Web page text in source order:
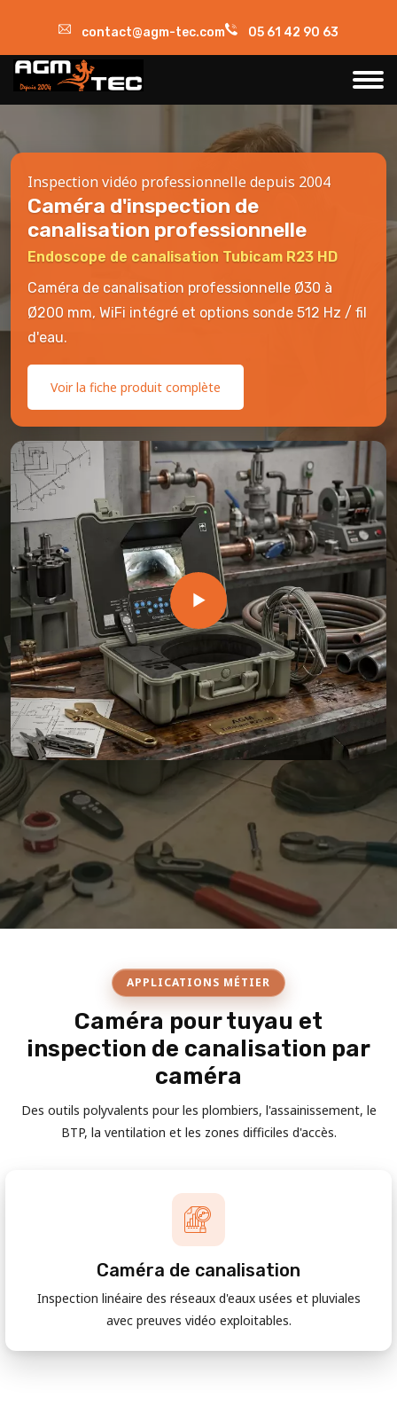
contact@agm-tec.com 05 61 42 90 63
Inspection vidéo professionnelle depuis 2004
Caméra d'inspection de
canalisation professionnelle
Endoscope de canalisation Tubicam R23 HD
Caméra de canalisation professionnelle Ø30 à
Ø200 mm, WiFi intégré et options sonde 512 Hz / fil
d'eau.
Voir la fiche produit complète
APPLICATIONS MÉTIER
Caméra pour tuyau et
inspection de canalisation par
caméra
Des outils polyvalents pour les plombiers, l'assainissement, le
BTP, la ventilation et les zones difficiles d'accès.
Caméra de canalisation
Inspection linéaire des réseaux d'eaux usées et pluviales
avec preuves vidéo exploitables.